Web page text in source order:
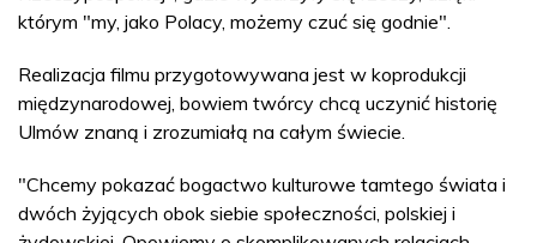
którym "my, jako Polacy, możemy czuć się godnie".
Realizacja filmu przygotowywana jest w koprodukcji
międzynarodowej, bowiem twórcy chcą uczynić historię
Ulmów znaną i zrozumiałą na całym świecie.
"Chcemy pokazać bogactwo kulturowe tamtego świata i
dwóch żyjących obok siebie społeczności, polskiej i